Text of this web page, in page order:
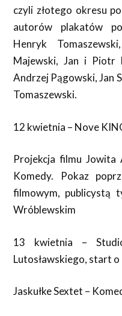
czyli złotego okresu
autorów plakatów
Henryk
Majewski, Jan i Piotr
Andrzej Pągowski, Jan
Tomaszewski.
12 kwietnia – Nove
Projekcja filmu Jowita
Komedy. Pokaz
filmowym, publicystą
Wróblewskim
13 kwietnia –
Lutosławskiego, start
Jaskułke Sextet –